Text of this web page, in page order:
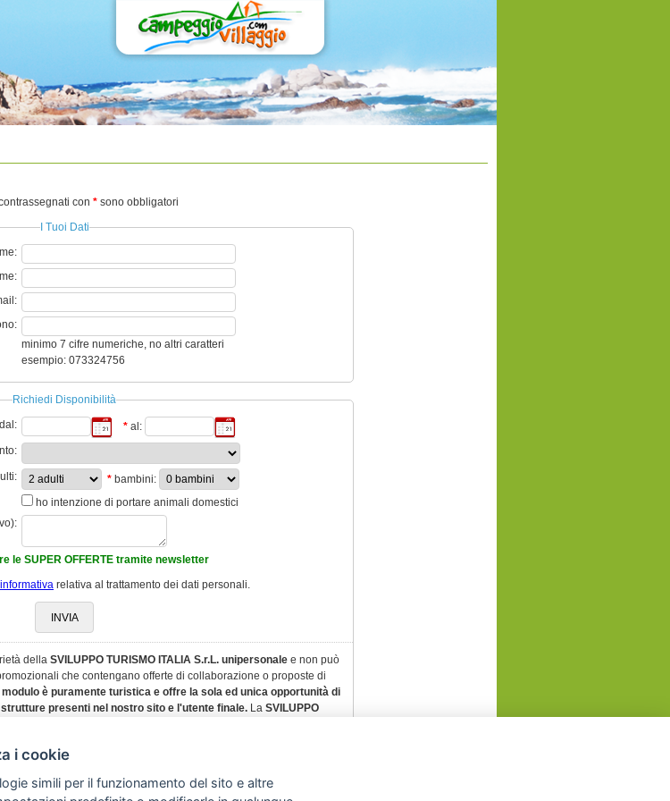
con * sono obbligatori
I Tuoi Dati
minimo 7 cifre numeriche, no altri caratteri
esempio: 073324756
Richiedi Disponibilità
dal: * al:
* bambini:
ho intenzione di portare animali domestici
le SUPER OFFERTE tramite newsletter
relativa al trattamento dei dati personali.
della SVILUPPO TURISMO ITALIA S.r.L. unipersonalee non può
che contengano offerte di collaborazione o proposte di
modulo è puramente turistica e offre la sola ed unica opportunità di
presenti nel nostro sito e l'utente finale. La SVILUPPO
i cookie
simili per il funzionamento del sito e altre